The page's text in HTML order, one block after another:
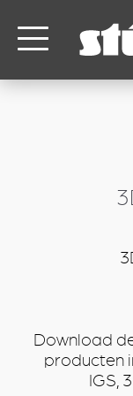
Download
producten
IGS,